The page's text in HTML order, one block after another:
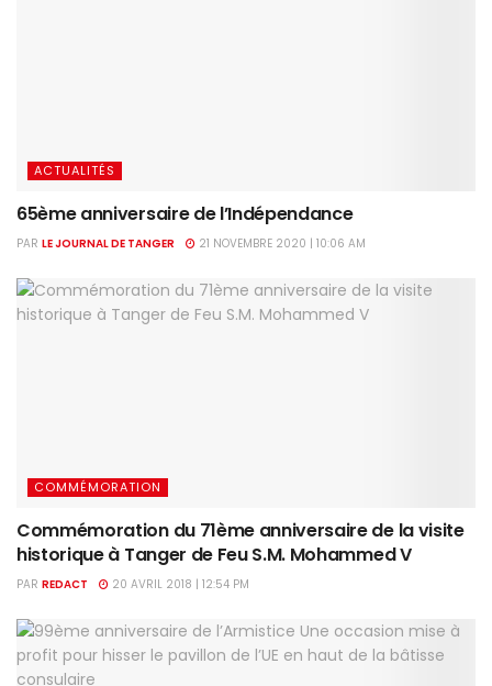
ACTUALITÉS
65ème anniversaire de l’Indépendance
PAR LE JOURNAL DE TANGER 21 NOVEMBRE 2020 | 10:06 AM
COMMÉMORATION
Commémoration du 71ème anniversaire de la visite
historique à Tanger de Feu S.M. Mohammed V
PAR REDACT 20 AVRIL 2018 | 12:54 PM